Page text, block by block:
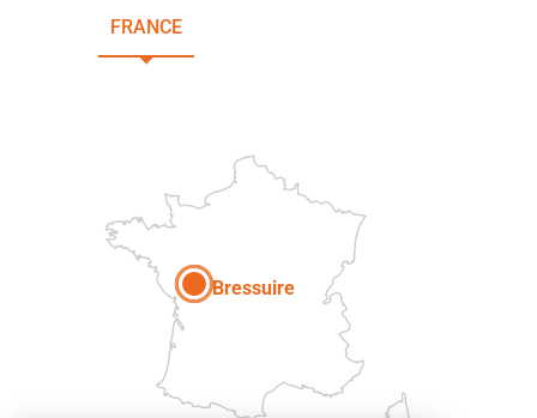
FRANCE
Bressuire